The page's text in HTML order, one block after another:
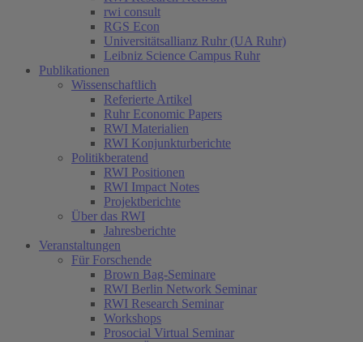
rwi consult
RGS Econ
Universitätsallianz Ruhr (UA Ruhr)
Leibniz Science Campus Ruhr
Publikationen
Wissenschaftlich
Referierte Artikel
Ruhr Economic Papers
RWI Materialien
RWI Konjunkturberichte
Politikberatend
RWI Positionen
RWI Impact Notes
Projektberichte
Über das RWI
Jahresberichte
Veranstaltungen
Für Forschende
Brown Bag-Seminare
RWI Berlin Network Seminar
RWI Research Seminar
Workshops
Prosocial Virtual Seminar